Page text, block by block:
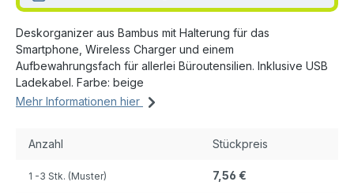
Deskorganizer aus Bambus mit Halterung für das
Smartphone, Wireless Charger und einem
Aufbewahrungsfach für allerlei Büroutensilien. Inklusive USB
Ladekabel. Farbe: beige
Mehr Informationen hier
Anzahl Stückpreis
1 -3 Stk. (Muster) 7,56 €